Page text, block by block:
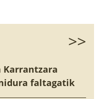
>>
Karrantzara
faltagatik